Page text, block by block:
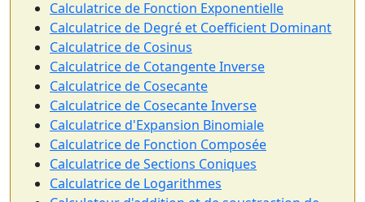
Calculatrice de Fonction Exponentielle
Calculatrice de Degré et Coefficient Dominant
Calculatrice de Cosinus
Calculatrice de Cotangente Inverse
Calculatrice de Cosecante
Calculatrice de Cosecante Inverse
Calculatrice d'Expansion Binomiale
Calculatrice de Fonction Composée
Calculatrice de Sections Coniques
Calculatrice de Logarithmes